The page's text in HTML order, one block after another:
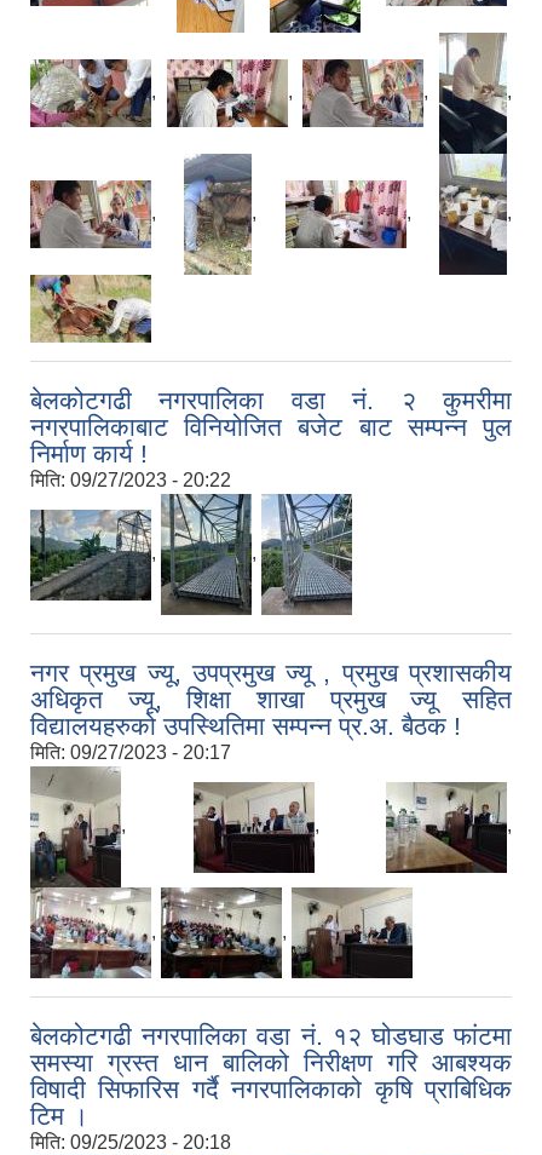
, , , ,
, , , ,
बेलकोटगढी नगरपालिका वडा नं. २ कुमरीमा
नगरपालिकाबाट विनियोजित बजेट बाट सम्पन्न पुल
निर्माण कार्य !
मिति: 09/27/2023 - 20:22
, ,
नगर प्रमुख ज्यू, उपप्रमुख ज्यू , प्रमुख प्रशासकीय
अधिकृत ज्यू, शिक्षा शाखा प्रमुख ज्यू सहित
विद्यालयहरुको उपस्थितिमा सम्पन्न प्र.अ. बैठक !
मिति: 09/27/2023 - 20:17
, , ,
, ,
बेलकोटगढी नगरपालिका वडा नं. १२ घोडघाड फांटमा
समस्या ग्रस्त धान बालिको निरीक्षण गरि आबश्यक
विषादी सिफारिस गर्दै नगरपालिकाको कृषि प्राबिधिक
टिम ।
मिति: 09/25/2023 - 20:18